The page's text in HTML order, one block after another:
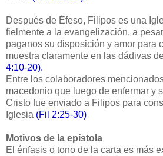
Después de Éfeso, Filipos es una
fielmente a la evangelización, a
paganos su disposición y amor para
muestra claramente en las dádivas
4:10-20).
Entre los colaboradores
macedonio que luego de enfermar y
Cristo fue enviado a Filipos para
Iglesia (Fil 2:25-30)
Motivos de la epístola
El énfasis o tono de la carta es más